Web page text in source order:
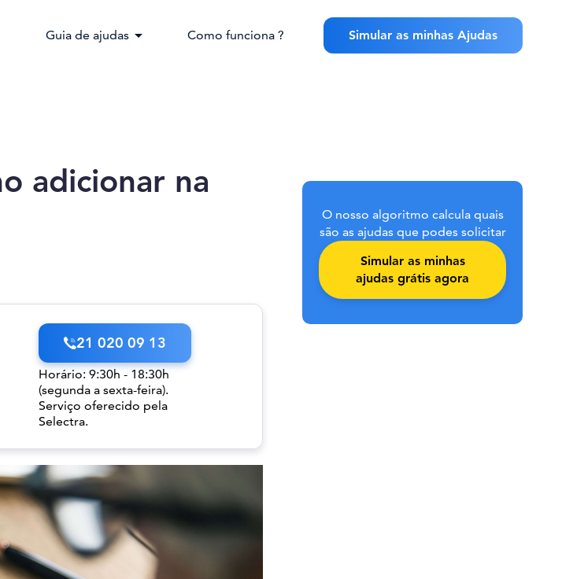
Guia de ajudas arrow_drop_down Como funciona ? Simular as minhas Ajudas
adicionar na
21 020 09 13
Horário: 9:30h - 18:30h
(segunda a sexta-feira).
Serviço oferecido pela
Selectra.
O nosso algoritmo calcula quais
são as ajudas que podes solicitar
Simular as minhas
ajudas grátis agora